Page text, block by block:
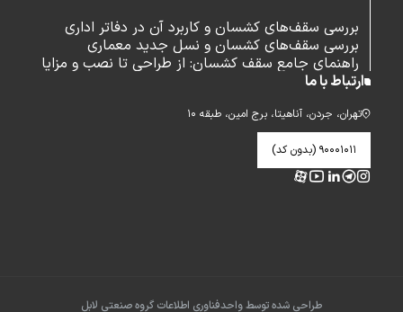
بررسی سقف‌های کشسان و کاربرد آن در دفاتر اداری
بررسی سقف‌های کشسان و نسل جدید معماری
راهنمای جامع سقف کشسان: از طراحی تا نصب و مزایا
ارتباط با ما
تهران، جردن، آناهیتا، برج امین، طبقه ۱۰
۹۰۰۰۱۰۱۱ (بدون کد)
طراحی شده توسط واحدفناوری اطلاعات گروه صنعتی لابل